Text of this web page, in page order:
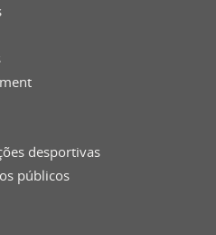
desportivas
públicos